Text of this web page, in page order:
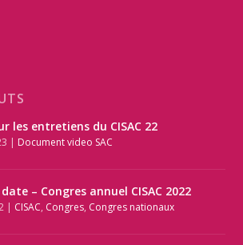
les entretiens du CISAC 22
| Document video SAC
– Congres annuel CISAC 2022
| CISAC, Congres, Congres nationaux